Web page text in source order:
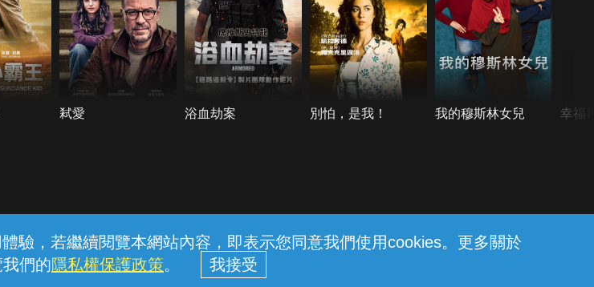
驗，若繼續閱覽本網站內容，即表示您同意我們使用cookies。更多關於
們的隱私權保護政策。
弒愛 浴血劫案 別怕，是我！ 我的穆斯林女兒 幸福
線上客服 服務條款 隱私權保護
家庭分公司 (統一編號：96979949) © 2026